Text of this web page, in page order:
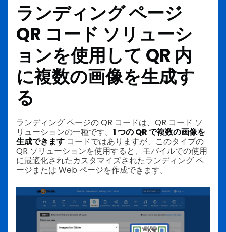
ランディング ページ
QR コード ソリューシ
ョンを使用して QR 内
に複数の画像を生成す
る
ランディング ページの QR コードは、QR コード ソ
リューションの一種です。 1 つの QR で複数の画像を
生成できます コードではありますが、このタイプの
QR ソリューションを使用すると、モバイルでの使用
に最適化されたカスタマイズされたランディング ペ
ージまたは Web ページを作成できます。